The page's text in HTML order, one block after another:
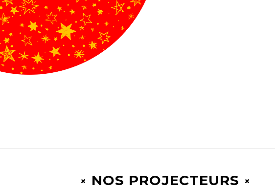
NOS PROJECTEURS